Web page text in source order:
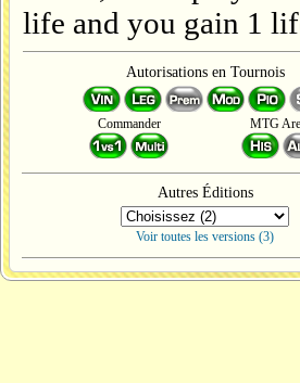
life and you gain 1
Autorisations en Tournois
Commander MTG
Autres Éditions
Voir toutes les versions (3)